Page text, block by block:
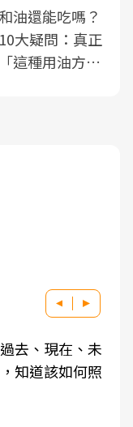
油還能吃嗎？
大疑問：真正
這種用油方
去、現在、未
知道該如何照